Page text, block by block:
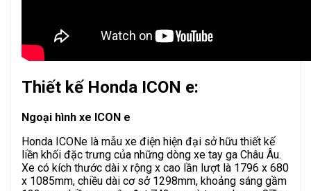
Thiết kế Honda ICON e:
Ngoại hình xe ICON e
Honda ICONe là mẫu xe điện hiện đại sở hữu thiết kế
liền khối đặc trưng của những dòng xe tay ga Châu Âu.
Xe có kích thước dài x rộng x cao lần lượt là 1796 x 680
x 1085mm, chiều dài cơ sở 1298mm, khoảng sáng gầm